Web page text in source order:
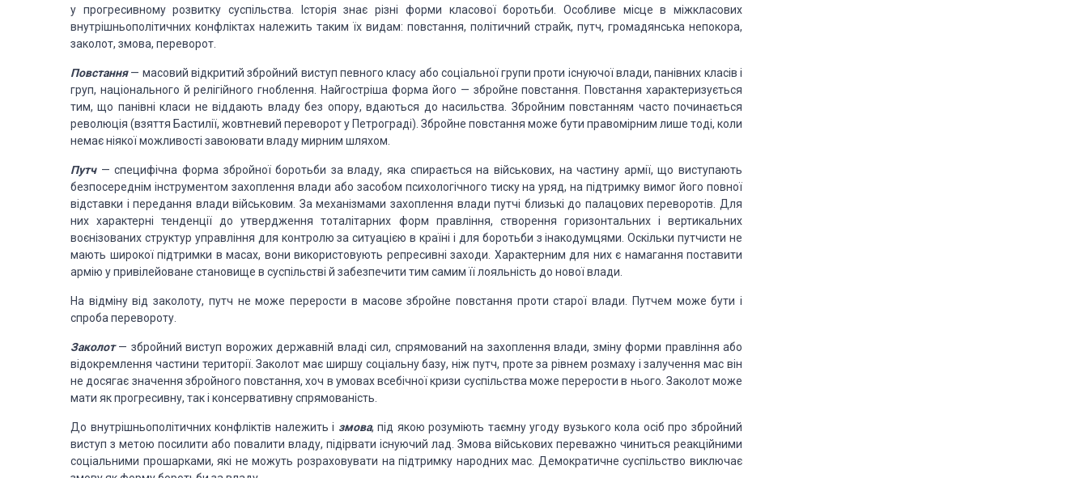
у прогресивному розвитку суспільства. Історія знає різні форми класової боротьби. Особливе місце в міжкласових
внутрішньополітичних конфліктах належить таким їх видам: повстання, політичний страйк, путч, громадянська непокора,
заколот, змова, переворот.
Повстання— масовий відкритий збройний виступ певного класу або соціальної групи проти існуючої влади, панівних класів і
груп, національного й релігійного гноблення. Найгостріша форма його — збройне повстання. Повстання характеризується
тим, що панівні класи не віддають владу без опору, вдаються до насильства. Збройним повстанням часто починається
революція (взяття Бастилії, жовтневий переворот у Петрограді). Збройне повстання може бути правомірним лише тоді, коли
немає ніякої можливості завоювати владу мирним шляхом.
Путч— специфічна форма збройної боротьби за владу, яка спирається на військових, на частину армії, що виступають
безпосереднім інструментом захоплення влади або засобом психологічного тиску на уряд, на підтримку вимог його повної
відставки і передання влади військовим. За механізмами захоплення влади путчі близькі до палацових переворотів. Для
них характерні тенденції до утвердження тоталітарних форм правління, створення горизонтальних і вертикальних
воєнізованих структур управління для контролю за ситуацією в країні і для боротьби з інакодумцями. Оскільки путчисти не
мають широкої підтримки в масах, вони використовують репресивні заходи. Характерним для них є намагання поставити
армію у привілейоване становище в суспільстві й забезпечити тим самим її лояльність до нової влади.
На відміну від заколоту, путч не може перерости в масове збройне повстання проти старої влади. Путчем може бути і
спроба перевороту.
Заколот— збройний виступ ворожих державній владі сил, спрямований на захоплення влади, зміну форми правління або
відокремлення частини території. Заколот має ширшу соціальну базу, ніж путч, проте за рівнем розмаху і залучення мас він
не досягає значення збройного повстання, хоч в умовах всебічної кризи суспільства може перерости в нього. Заколот може
мати як прогресивну, так і консервативну спрямованість.
До внутрішньополітичних конфліктів належить і змова, під якою розуміють таємну угоду вузького кола осіб про збройний
виступ з метою посилити або повалити владу, підірвати існуючий лад. Змова військових переважно чиниться реакційними
соціальними прошарками, які не можуть розраховувати на підтримку народних мас. Демократичне суспільство виключає